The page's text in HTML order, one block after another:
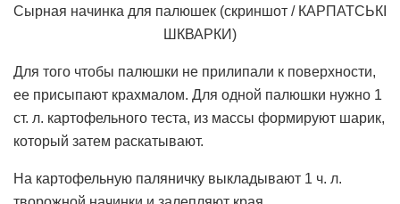
Сырная начинка для палюшек (скриншот / КАРПАТСЬКІ
ШКВАРКИ)
Для того чтобы палюшки не прилипали к поверхности,
ее присыпают крахмалом. Для одной палюшки нужно 1
ст. л. картофельного теста, из массы формируют шарик,
который затем раскатывают.
На картофельную паляничку выкладывают 1 ч. л.